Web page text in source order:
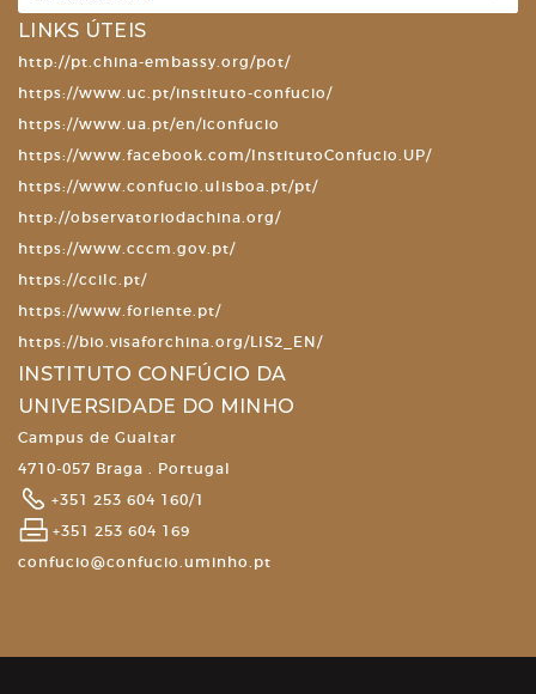
LINKS ÚTEIS
http://pt.china-embassy.org/pot/
https://www.uc.pt/instituto-confucio/
https://www.ua.pt/en/iconfucio
https://www.facebook.com/InstitutoConfucio.UP/
https://www.confucio.ulisboa.pt/pt/
http://observatoriodachina.org/
https://www.cccm.gov.pt/
https://ccilc.pt/
https://www.foriente.pt/
https://bio.visaforchina.org/LIS2_EN/
INSTITUTO CONFÚCIO DA
UNIVERSIDADE DO MINHO
Campus de Gualtar
4710-057 Braga . Portugal
+351 253 604 160/1
+351 253 604 169
confucio@confucio.uminho.pt